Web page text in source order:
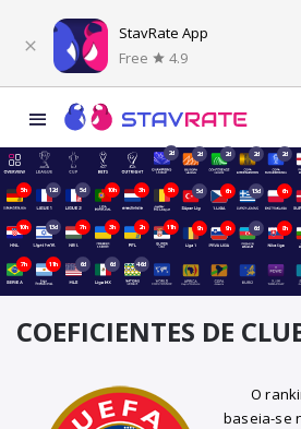
StavRate App
Free
4.9
2d 2d 2d 2d 2d
5h 12d 5d 10h 3h 5h 5d 6h 13d 6h
10h 13d 7h 3h 2h 11h 9h 9h 6d 8h
7h 11h 6d 6d 46d
COEFICIENTES DE
O
baseia-se